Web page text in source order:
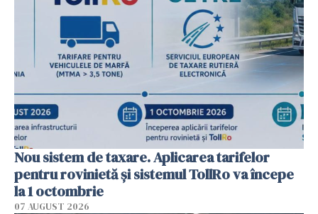
Nou sistem de taxare. Aplicarea tarifelor
pentru rovinietă şi sistemul TollRo va începe
la 1 octombrie
07 AUGUST 2026